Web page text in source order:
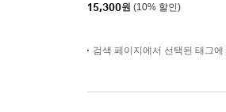
15,300원 (10% 할인)
검색 페이지에서 선택된 태그